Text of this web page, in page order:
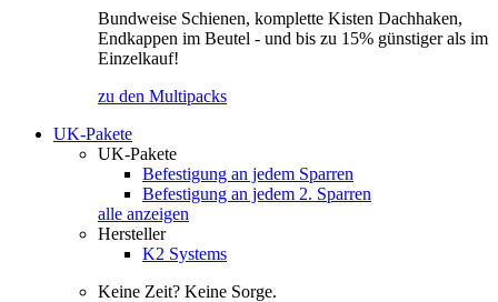
Bundweise Schienen, komplette Kisten Dachhaken,
Endkappen im Beutel - und bis zu 15% günstiger als im
Einzelkauf!
zu den Multipacks
UK-Pakete
UK-Pakete
Befestigung an jedem Sparren
Befestigung an jedem 2. Sparren
alle anzeigen
Hersteller
K2 Systems
Keine Zeit? Keine Sorge.